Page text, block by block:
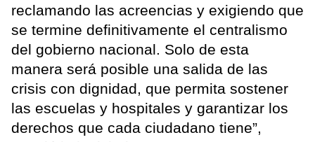
reclamando las acreencias y exigiendo que
se termine definitivamente el centralismo
del gobierno nacional. Solo de esta
manera será posible una salida de las
crisis con dignidad, que permita sostener
las escuelas y hospitales y garantizar los
derechos que cada ciudadano tiene”,